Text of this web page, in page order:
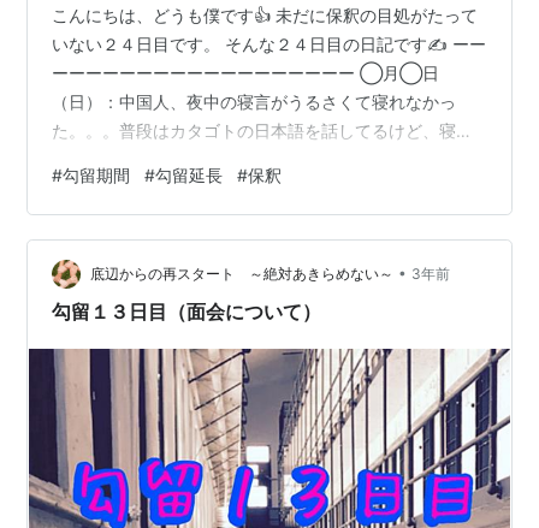
こんにちは、どうも僕です👍 未だに保釈の目処がたって
いない２４日目です。 そんな２４日目の日記です✍️ ーー
ーーーーーーーーーーーーーーーーーー ◯月◯日
（日）：中国人、夜中の寝言がうるさくて寝れなかっ
た。。。普段はカタゴトの日本語を話してるけど、寝言
びっくりした。 そんな寝不足な日曜日、留置所で寝不足
なんてあるんだと、不思議な気持ち。 日曜日ともあっ
て、他の部屋も動きがなくて静かだし、留置所での休日
気が紛れなくて好きになれない。 昼前に体が寒くなって
きて、風邪ひいたと思って、少し横になる。いつのまに
#勾留期間 #勾留延長 #保釈
底辺からの再スタート ～絶対あきらめない～ • 3年前
勾留１３日目（面会について）